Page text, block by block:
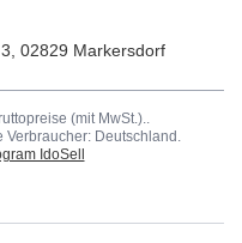
02829 Markersdorf
(mit MwSt.)..
Verbraucher: Deutschland .